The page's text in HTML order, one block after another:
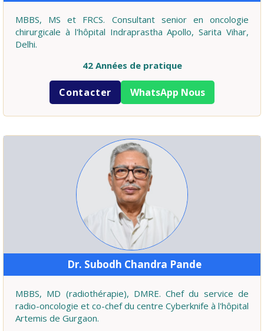
MBBS, MS et FRCS. Consultant senior en oncologie
chirurgicale à l'hôpital Indraprastha Apollo, Sarita Vihar,
Delhi.
42 Années de pratique
Contacter WhatsApp Nous
Dr. Subodh Chandra Pande
MBBS, MD (radiothérapie), DMRE. Chef du service de
radio-oncologie et co-chef du centre Cyberknife à l'hôpital
Artemis de Gurgaon.